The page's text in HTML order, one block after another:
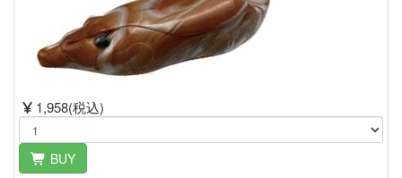
1,958(税込)
BUY